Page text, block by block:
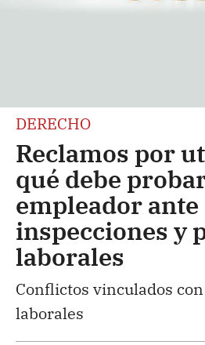
DERECHO
Reclamos por
qué debe
empleador ante
inspecciones y
laborales
Conflictos vinculados
laborales